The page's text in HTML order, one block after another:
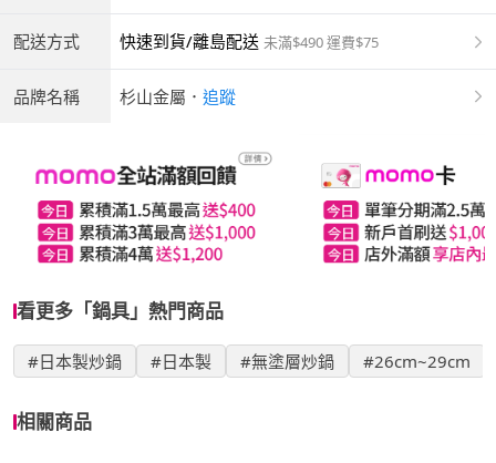
配送方式 快速到貨/離島配送 未滿$490 運費$75
品牌名稱 杉山金屬 ． 追蹤
看更多「鍋具」熱門商品
#日本製炒鍋 #日本製 #無塗層炒鍋 #26cm~29cm
相關商品